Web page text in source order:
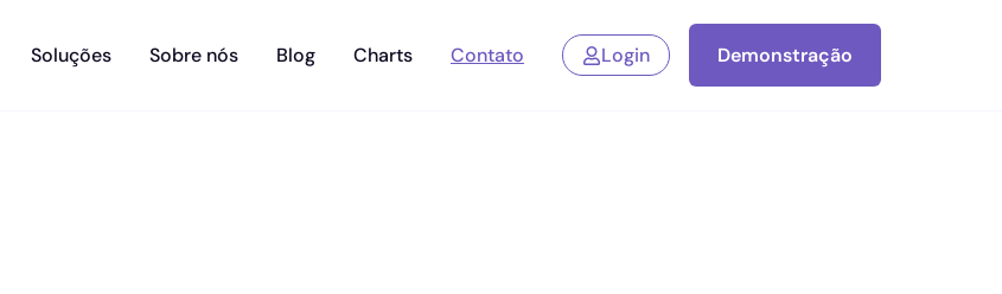
Soluções Sobre nós Blog Charts Contato Login Demonstração